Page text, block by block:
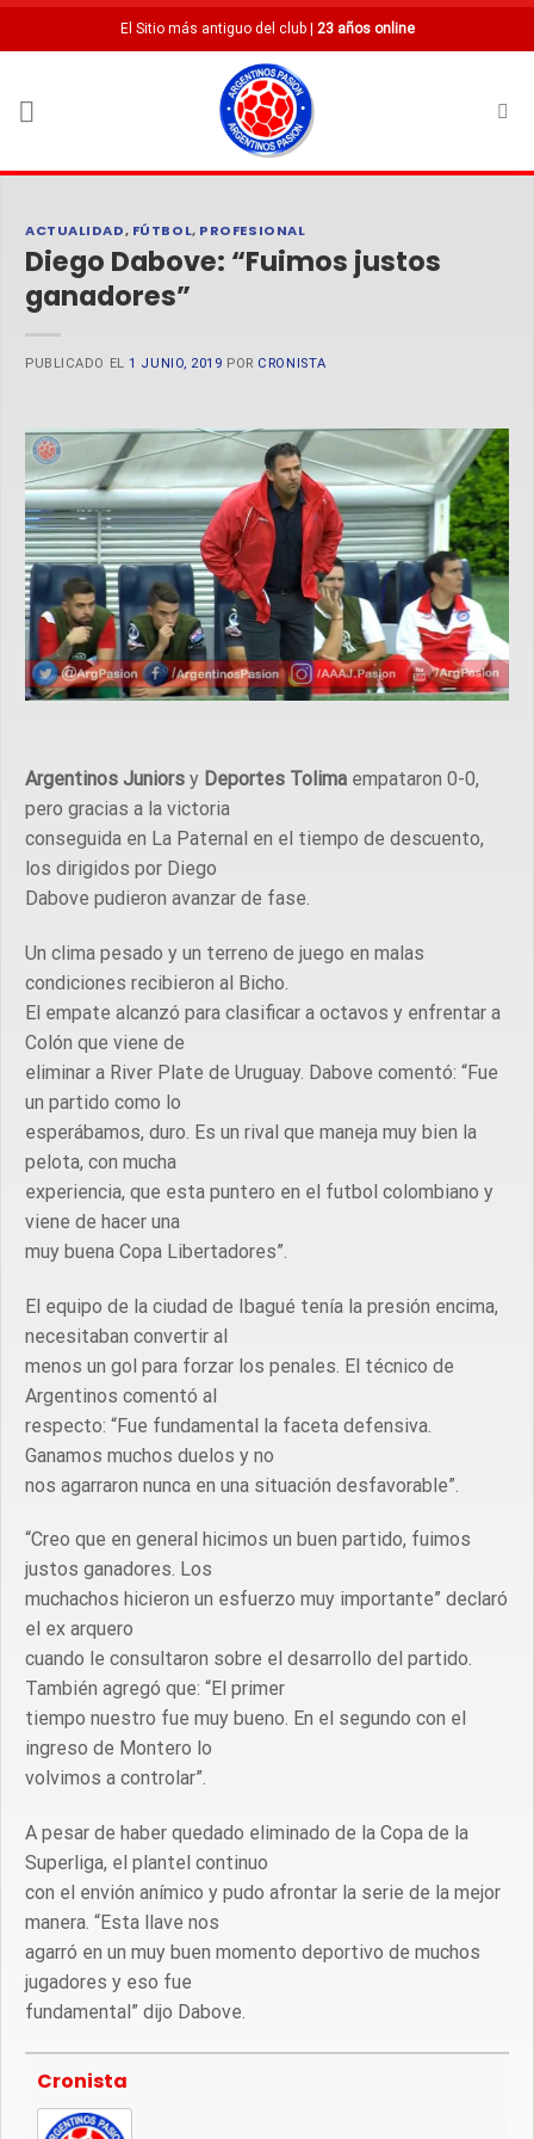
Saltar
El Sitio más antiguo del club | 23 años online
ACTUALIDAD, FÚTBOL, PROFESIONAL
Diego Dabove: “Fuimos justos
ganadores”
PUBLICADO EL1 JUNIO, 2019 POR CRONISTA
Argentinos Juniors y Deportes Tolima empataron 0-0,
pero gracias a la victoria
conseguida en La Paternal en el tiempo de descuento,
los dirigidos por Diego
Dabove pudieron avanzar de fase.
Un clima pesado y un terreno de juego en malas
condiciones recibieron al Bicho.
El empate alcanzó para clasificar a octavos y enfrentar a
Colón que viene de
eliminar a River Plate de Uruguay. Dabove comentó: “Fue
un partido como lo
esperábamos, duro. Es un rival que maneja muy bien la
pelota, con mucha
experiencia, que esta puntero en el futbol colombiano y
viene de hacer una
muy buena Copa Libertadores”.
El equipo de la ciudad de Ibagué tenía la presión encima,
necesitaban convertir al
menos un gol para forzar los penales. El técnico de
Argentinos comentó al
respecto: “Fue fundamental la faceta defensiva.
Ganamos muchos duelos y no
nos agarraron nunca en una situación desfavorable”.
“Creo que en general hicimos un buen partido, fuimos
justos ganadores. Los
muchachos hicieron un esfuerzo muy importante” declaró
el ex arquero
cuando le consultaron sobre el desarrollo del partido.
También agregó que: “El primer
tiempo nuestro fue muy bueno. En el segundo con el
ingreso de Montero lo
volvimos a controlar”.
A pesar de haber quedado eliminado de la Copa de la
Superliga, el plantel continuo
con el envión anímico y pudo afrontar la serie de la mejor
manera. “Esta llave nos
agarró en un muy buen momento deportivo de muchos
jugadores y eso fue
fundamental” dijo Dabove.
Cronista